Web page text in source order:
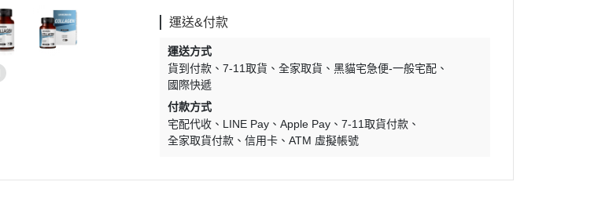
運送&付款
運送方式
貨到付款
7-11取貨 全家取貨
黑貓宅急便-一般宅配
國際快遞
付款方式
宅配代收
LINE Pay Apple Pay
7-11取貨付款
全家取貨付款
信用卡 ATM 虛擬帳號